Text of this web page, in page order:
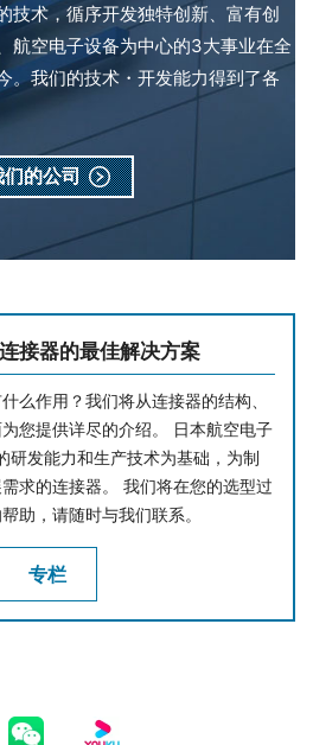
技术，循序开发独特创新、富有创
航空电子设备为中心的3大事业在全
。我们的技术・开发能力得到了各
们的公司
接器的最佳解决方案
么作用？我们将从连接器的结构、
您提供详尽的介绍。 日本航空电子
研发能力和生产技术为基础，为制
求的连接器。 我们将在您的选型过
助，请随时与我们联系。
专栏